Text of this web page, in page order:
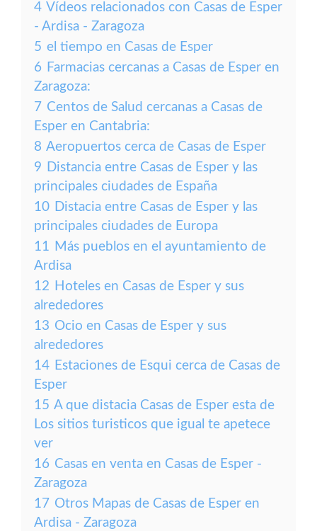
4 Vídeos relacionados con Casas de Esper
- Ardisa - Zaragoza
5 el tiempo en Casas de Esper
6 Farmacias cercanas a Casas de Esper en
Zaragoza:
7 Centos de Salud cercanas a Casas de
Esper en Cantabria:
8 Aeropuertos cerca de Casas de Esper
9 Distancia entre Casas de Esper y las
principales ciudades de España
10 Distacia entre Casas de Esper y las
principales ciudades de Europa
11 Más pueblos en el ayuntamiento de
Ardisa
12 Hoteles en Casas de Esper y sus
alrededores
13 Ocio en Casas de Esper y sus
alrededores
14 Estaciones de Esqui cerca de Casas de
Esper
15 A que distacia Casas de Esper esta de
Los sitios turisticos que igual te apetece
ver
16 Casas en venta en Casas de Esper -
Zaragoza
17 Otros Mapas de Casas de Esper en
Ardisa - Zaragoza